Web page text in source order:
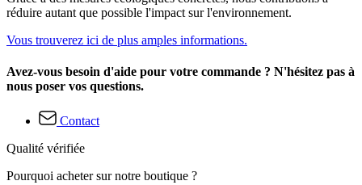
réduire autant que possible l'impact sur l'environnement.
Vous trouverez ici de plus amples informations.
Avez-vous besoin d'aide pour votre commande ? N'hésitez pas à
nous poser vos questions.
Contact
Qualité vérifiée
Pourquoi acheter sur notre boutique ?